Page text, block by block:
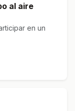
al aire
en un